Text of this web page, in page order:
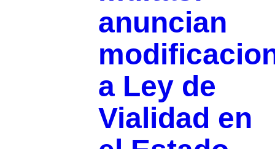
anuncian
a Ley de
Vialidad en